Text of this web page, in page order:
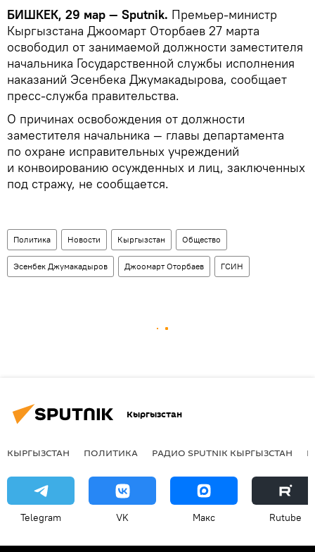
БИШКЕК, 29 мар — Sputnik. Премьер-министр
Кыргызстана Джоомарт Оторбаев 27 марта
освободил от занимаемой должности заместителя
начальника Государственной службы исполнения
наказаний Эсенбека Джумакадырова, сообщает
пресс-служба правительства.
О причинах освобождения от должности
заместителя начальника — главы департамента
по охране исправительных учреждений
и конвоированию осужденных и лиц, заключенных
под стражу, не сообщается.
Политика Новости Кыргызстан Общество
Эсенбек Джумакадыров Джоомарт Оторбаев ГСИН
Кыргызстан
КЫРГЫЗСТАН ПОЛИТИКА РАДИО SPUTNIK КЫРГЫЗСТАН
Telegram VK Макс Rutube